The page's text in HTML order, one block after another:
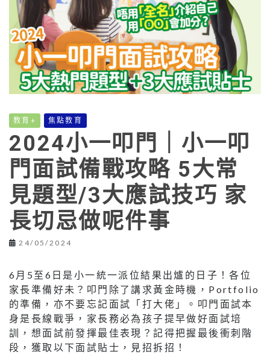
教育+ 焦點教育
2024小一叩門｜小一叩
門面試備戰攻略 5大常
見題型/3大應試技巧 家
長切忌做呢件事
24/05/2024
6月5至6日是小一統一派位結果出爐的日子！各位
家長準備好未？叩門除了講求黃金時機，Portfolio
的準備，亦不要忘記面試「打大佬」。叩門面試本
身是長線戰爭，家長務必為孩子提早做好面試培
訓，想面試前發揮最佳表現？記得把握最後衝刺階
段，獲取以下面試貼士，見招拆招！